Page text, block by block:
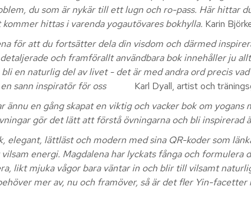
du som är nykär till ett lugn och ro-pass. Här hittar
hittas i varenda yogautövares bokhylla. Karin
för att du fortsätter dela din visdom och därmed
och framförallt användbara bok innehåller ju
en naturlig del av livet - det är med andra ord precis
sann inspiratör för ossKarl Dyall, artist och
ännu en gång skapat en viktig och vacker bok om
gör det lätt att förstå övningarna och bli inspirerad
elegant, lättläst och modern med sina QR-koder som
energi. Magdalena har lyckats fånga och
likt mjuka vågor bara väntar in och blir till vilsamt
mer av, nu och framöver, så är det fler Yin-